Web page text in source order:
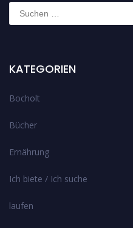
Suchen
nach:
KATEGORIEN
Bocholt
Bücher
Ernährung
Ich biete / Ich suche
laufen